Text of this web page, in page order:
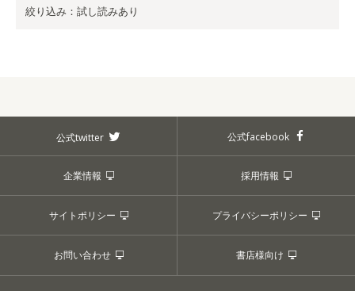
絞り込み：試し読みあり
公式twitter 公式facebook
企業情報 採用情報
サイトポリシー プライバシーポリシー
お問い合わせ 書店様向け